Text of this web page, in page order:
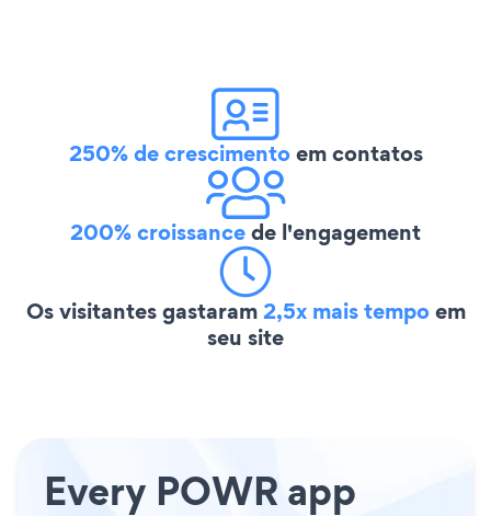
250% de crescimentoem contatos
200% croissancede l'engagement
Os visitantes gastaram2,5x mais tempoem
seu site
Every POWR app